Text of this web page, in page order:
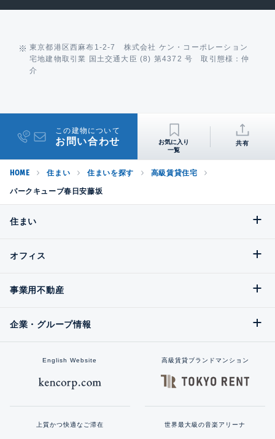
東京都港区西麻布1-2-7 株式会社 ケン・コーポレーション
宅地建物取引業 国土交通大臣 (8) 第4372 号 取引態様：仲
介
この建物について
お問い合わせ 共有
HOME 住まい 住まいを探す 高級賃貸住宅
パークキューブ春日安藤坂
住まい
オフィス
事業用不動産
企業・グループ情報
English Website 高級賃貸ブランドマンション
上質かつ快適なご滞在 世界最大級の音楽アリーナ